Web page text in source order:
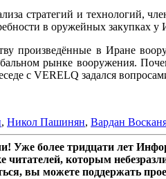
стратегий и технологий,
в оружейных закупках у
произведённые в Иране
рынке вооружения.
с VERELQ задался
, Никол Пашинян, Вардан
Уже более тридцати лет
читателей, которым
вы можете поддержать